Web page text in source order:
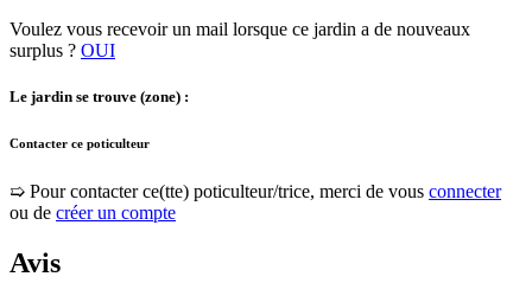
Voulez vous recevoir un mail lorsque ce jardin a de nouveaux
surplus ? OUI
Le jardin se trouve (zone) :
Contacter ce poticulteur
➯ Pour contacter ce(tte) poticulteur/trice, merci de vous connecter
ou de créer un compte
Avis